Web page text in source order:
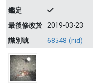
鑑定
最後修改於 2019-03-23
識別號
68548 (nid)